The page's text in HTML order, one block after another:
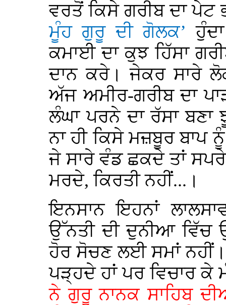
ਵਰਤੋਂ ਕਿਸੇ ਗਰੀਬ ਦਾ
ਮੂੰਹ ਗੁਰੂ ਦੀ ਗੋਲਕ’
ਕਮਾਈ ਦਾ ਕੁਝ ਹਿੱਸਾ
ਦਾਨ ਕਰੇ। ਜੇਕਰ ਸਾਰੇ
ਅੱਜ ਅਮੀਰ-ਗਰੀਬ ਦਾ
ਲੰਘਾ ਪਰਨੇ ਦਾ ਰੱਸਾ
ਨਾ ਹੀ ਕਿਸੇ ਮਜ਼ਬੂਰ ਬਾਪ
ਜੇ ਸਾਰੇ ਵੰਡ ਛਕਦੇ ਤਾਂ
ਮਰਦੇ, ਕਿਰਤੀ ਨਹੀਂ...।
ਇਨਸਾਨ ਇਹਨਾਂ
ਉੱਨਤੀ ਦੀ ਦੁਨੀਆ ਵਿੱਚ
ਹੋਰ ਸੋਚਣ ਲਈ ਸਮਾਂ ਨਹੀਂ।
ਪੜ੍ਹਦੇ ਹਾਂ ਪਰ ਵਿਚਾਰ ਕੇ
ਨੇ ਗੁਰੂ ਨਾਨਕ ਸਾਹਿਬ